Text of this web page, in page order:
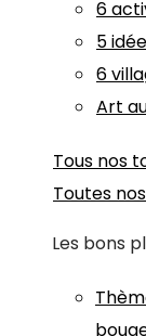
6
5
6
Art
Tous nos
Toutes
Les bons